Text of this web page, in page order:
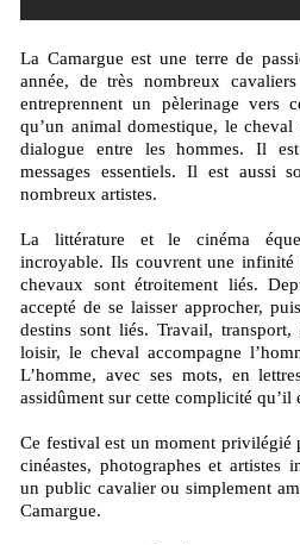
La Camargue est une terre de passions et de chevaux. Chaque
année, de très nombreux
entreprennent un pèlerinage vers
qu’un animal domestique, le
dialogue entre les hommes. Il
messages essentiels. Il est aussi
nombreux artistes.
La littérature et le cinéma
incroyable. Ils couvrent une infinité
chevaux sont étroitement liés.
accepté de se laisser approcher,
destins sont liés. Travail, transport,
loisir, le cheval accompagne
L’homme, avec ses mots, en
assidûment sur cette complicité qu’il
Ce festival est un moment privilégié
cinéastes, photographes et artistes
un public cavalier ou simplement
Camargue.